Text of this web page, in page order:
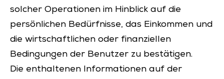
solcher Operationen im Hinblick auf die
persönlichen Bedürfnisse, das Einkommen und
die wirtschaftlichen oder finanziellen
Bedingungen der Benutzer zu bestätigen.
Die enthaltenen Informationen auf der